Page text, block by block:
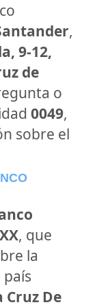
,
9-12,
de
o
0049,
sobre el
, que
la
Cruz De